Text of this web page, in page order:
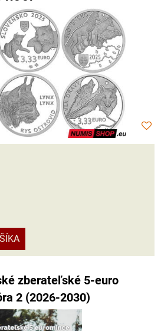
zberateľské 5-euro
2 (2026-2030)